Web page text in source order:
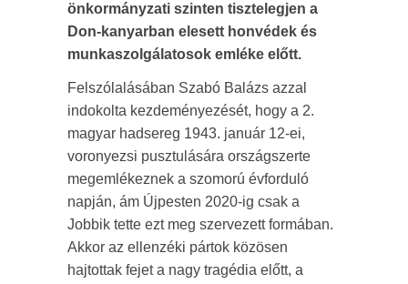
önkormányzati szinten tisztelegjen a
Don-kanyarban elesett honvédek és
munkaszolgálatosok emléke előtt.
Felszólalásában Szabó Balázs azzal
indokolta kezdeményezését, hogy a 2.
magyar hadsereg 1943. január 12-ei,
voronyezsi pusztulására országszerte
megemlékeznek a szomorú évforduló
napján, ám Újpesten 2020-ig csak a
Jobbik tette ezt meg szervezett formában.
Akkor az ellenzéki pártok közösen
hajtottak fejet a nagy tragédia előtt, a